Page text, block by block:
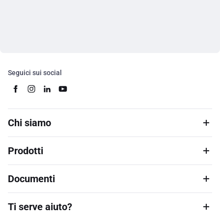
Seguici sui social
Chi siamo
Prodotti
Documenti
Ti serve aiuto?